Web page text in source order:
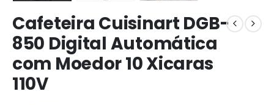
Cafeteira Cuisinart DGB-
850 Digital Automática
com Moedor 10 Xicaras
110V